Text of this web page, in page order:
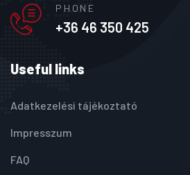
PHONE
+36 46 350 425
Useful links
Adatkezelési tájékoztató
Impresszum
FAQ